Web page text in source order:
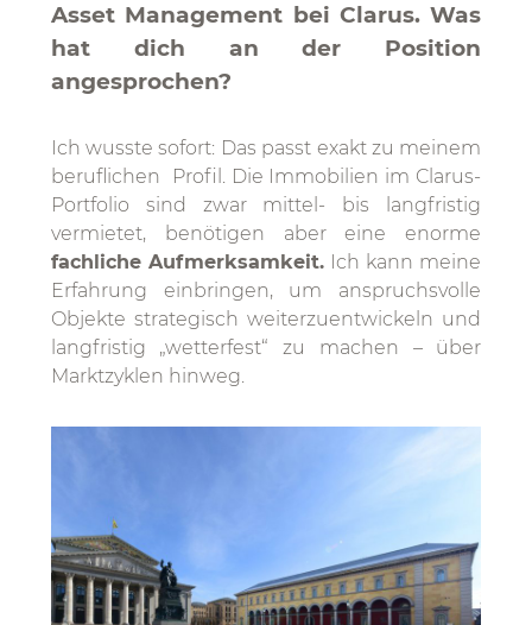
Asset Management bei Clarus. Was
hat dich an der Position
angesprochen?
Ich wusste sofort: Das passt exakt zu meinem
beruflichen Profil. Die Immobilien im Clarus-
Portfolio sind zwar mittel- bis langfristig
vermietet, benötigen aber eine enorme
fachliche Aufmerksamkeit.Ich kann meine
Erfahrung einbringen, um anspruchsvolle
Objekte strategisch weiterzuentwickeln und
langfristig „wetterfest“ zu machen – über
Marktzyklen hinweg.